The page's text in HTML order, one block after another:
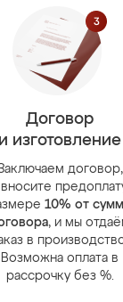
Договор
и изготовление
договор,
10% от
, и мы
в
Возможна оплата в
рассрочку без %.